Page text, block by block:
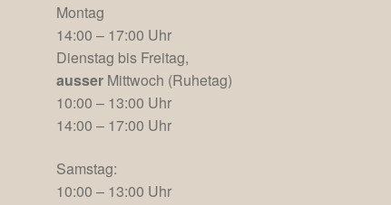
Montag
14:00 – 17:00 Uhr
Dienstag bis Freitag,
ausser Mittwoch (Ruhetag)
10:00 – 13:00 Uhr
14:00 – 17:00 Uhr
Samstag:
10:00 – 13:00 Uhr